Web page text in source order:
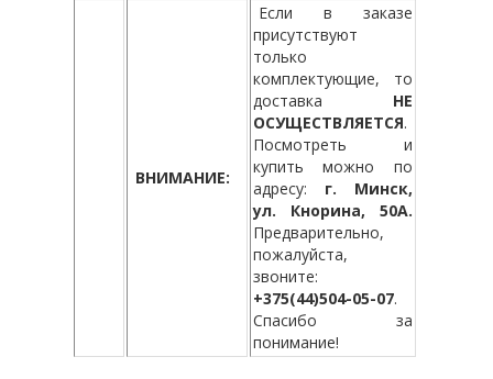
ВНИМАНИЕ:
Если в заказе
присутствуют
только
комплектующие, то
доставка НЕ
ОСУЩЕСТВЛЯЕТСЯ.
Посмотреть и
купить можно по
адресу: г. Минск,
ул. Кнорина, 50А.
Предварительно,
пожалуйста,
звоните:
+375(44)504-05-07.
Спасибо за
понимание!